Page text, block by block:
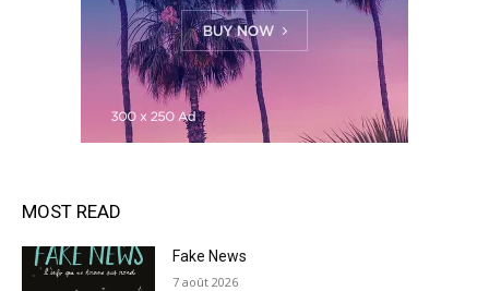
MOST READ
Fake News
7 août 2026